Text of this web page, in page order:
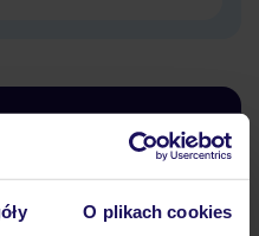
O plikach cookies
wybrać TUI?